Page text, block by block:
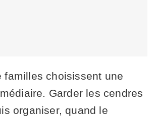
familles choisissent une
Garder les cendres
organiser, quand le